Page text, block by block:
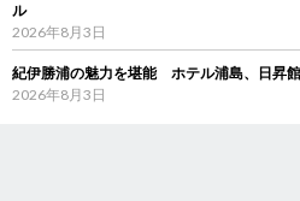
ル
2026年8月3日
紀伊勝浦の魅力を堪能 ホテル浦島、日昇
2026年8月3日